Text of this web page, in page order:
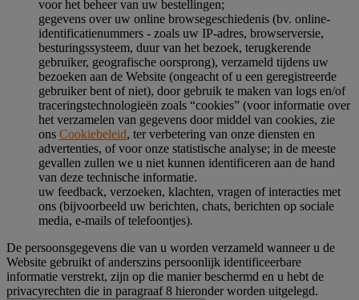
voor het beheer van uw bestellingen;
gegevens over uw online browsegeschiedenis (bv. online-
identificatienummers - zoals uw IP-adres, browserversie,
besturingssysteem, duur van het bezoek, terugkerende
gebruiker, geografische oorsprong), verzameld tijdens uw
bezoeken aan de Website (ongeacht of u een geregistreerde
gebruiker bent of niet), door gebruik te maken van logs en/of
traceringstechnologieën zoals “cookies” (voor informatie over
het verzamelen van gegevens door middel van cookies, zie
ons Cookiebeleid, ter verbetering van onze diensten en
advertenties, of voor onze statistische analyse; in de meeste
gevallen zullen we u niet kunnen identificeren aan de hand
van deze technische informatie.
uw feedback, verzoeken, klachten, vragen of interacties met
ons (bijvoorbeeld uw berichten, chats, berichten op sociale
media, e-mails of telefoontjes).
De persoonsgegevens die van u worden verzameld wanneer u de
Website gebruikt of anderszins persoonlijk identificeerbare
informatie verstrekt, zijn op die manier beschermd en u hebt de
privacyrechten die in paragraaf 8 hieronder worden uitgelegd.